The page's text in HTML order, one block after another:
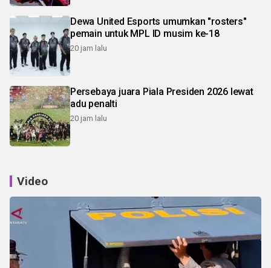
Dewa United Esports umumkan "rosters"
pemain untuk MPL ID musim ke-18
20 jam lalu
Persebaya juara Piala Presiden 2026 lewat
adu penalti
20 jam lalu
Video